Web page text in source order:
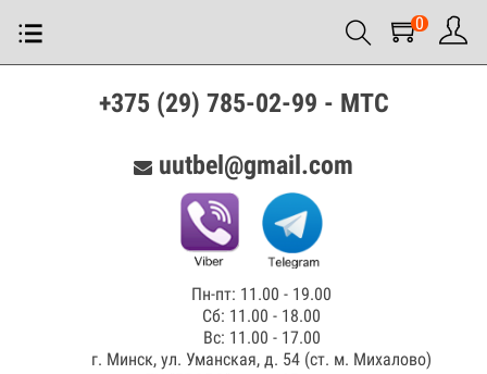
0
+375 (29) 785-02-99 - МТС
uutbel@gmail.com
Пн-пт: 11.00 - 19.00
Сб: 11.00 - 18.00
Вс: 11.00 - 17.00
г. Минск, ул. Уманская, д. 54 (ст. м. Михалово)